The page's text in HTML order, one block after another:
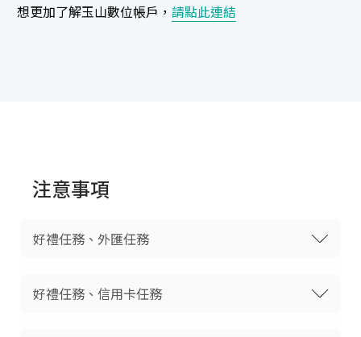
想更加了解玉山數位帳戶， 請點此連結
注意事項
好禮任務、外匯任務
好禮任務、信用卡任務